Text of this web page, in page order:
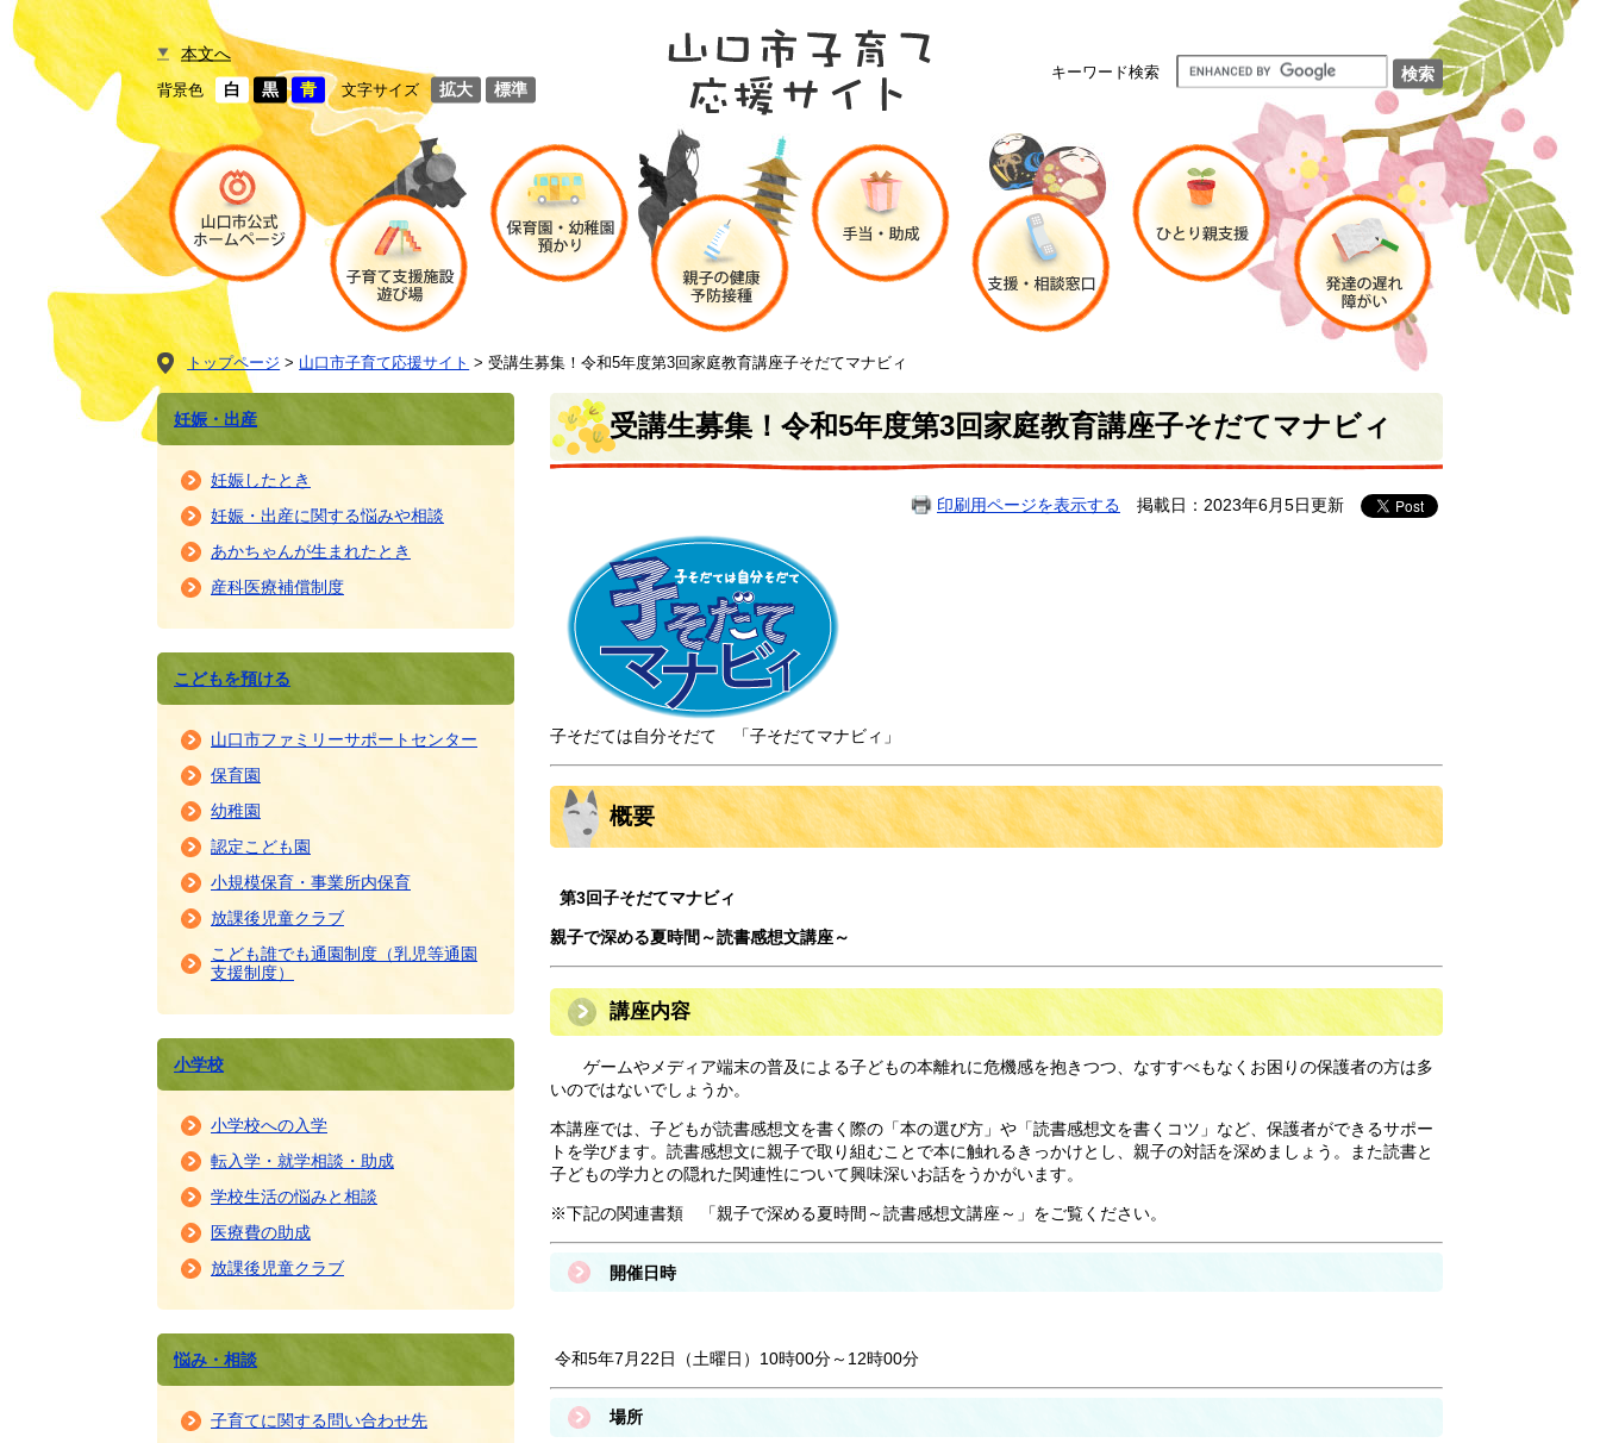
本文へ
背景色 白 黒 青 文字サイズ 拡大 標準
キーワード検索
トップページ > 山口市子育て応援サイト >受講生募集！令和5年度第3回家庭教育講座子そだてマナビィ
妊娠・出産
妊娠したとき
妊娠・出産に関する悩みや相談
あかちゃんが生まれたとき
産科医療補償制度
こどもを預ける
山口市ファミリーサポートセンター
保育園
幼稚園
認定こども園
小規模保育・事業所内保育
放課後児童クラブ
こども誰でも通園制度（乳児等通園
支援制度）
小学校
小学校への入学
転入学・就学相談・助成
学校生活の悩みと相談
医療費の助成
放課後児童クラブ
悩み・相談
子育てに関する問い合わせ先
受講生募集！令和5年度第3回家庭教育講座子そだてマナビィ
印刷用ページを表示する 掲載日：2023年6月5日更新
子そだては自分そだて 「子そだてマナビィ」
概要
第3回子そだてマナビィ
親子で深める夏時間～読書感想文講座～
講座内容
ゲームやメディア端末の普及による子どもの本離れに危機感を抱きつつ、なすすべもなくお困りの保護者の方は多
いのではないでしょうか。
本講座では、子どもが読書感想文を書く際の「本の選び方」や「読書感想文を書くコツ」など、保護者ができるサポー
トを学びます。読書感想文に親子で取り組むことで本に触れるきっかけとし、親子の対話を深めましょう。また読書と
子どもの学力との隠れた関連性について興味深いお話をうかがいます。
※下記の関連書類 「親子で深める夏時間～読書感想文講座～」をご覧ください。
開催日時
令和5年7月22日（土曜日）10時00分～12時00分
場所